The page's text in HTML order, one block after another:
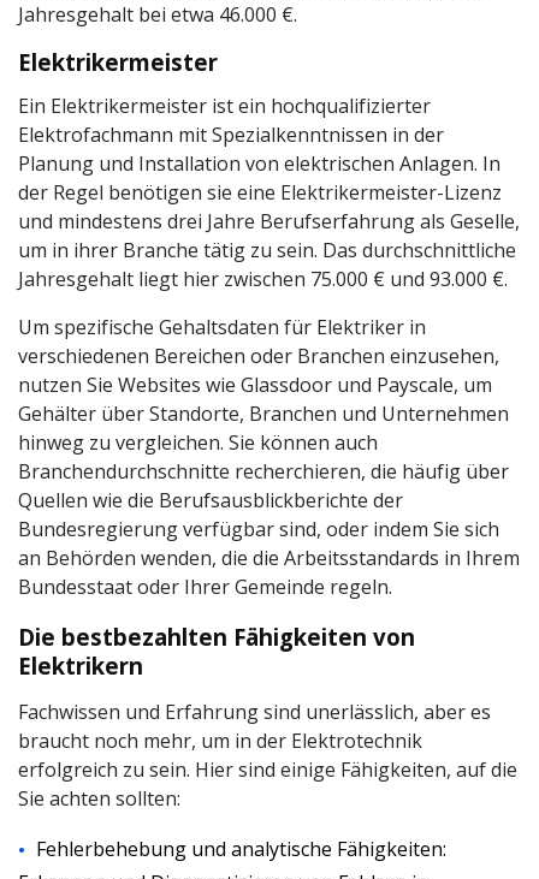
Jahresgehalt bei etwa 46.000 €.
Elektrikermeister
Ein Elektrikermeister ist ein hochqualifizierter
Elektrofachmann mit Spezialkenntnissen in der
Planung und Installation von elektrischen Anlagen. In
der Regel benötigen sie eine Elektrikermeister-Lizenz
und mindestens drei Jahre Berufserfahrung als Geselle,
um in ihrer Branche tätig zu sein. Das durchschnittliche
Jahresgehalt liegt hier zwischen 75.000 € und 93.000 €.
Um spezifische Gehaltsdaten für Elektriker in
verschiedenen Bereichen oder Branchen einzusehen,
nutzen Sie Websites wie Glassdoor und Payscale, um
Gehälter über Standorte, Branchen und Unternehmen
hinweg zu vergleichen. Sie können auch
Branchendurchschnitte recherchieren, die häufig über
Quellen wie die Berufsausblickberichte der
Bundesregierung verfügbar sind, oder indem Sie sich
an Behörden wenden, die die Arbeitsstandards in Ihrem
Bundesstaat oder Ihrer Gemeinde regeln.
Die bestbezahlten Fähigkeiten von
Elektrikern
Fachwissen und Erfahrung sind unerlässlich, aber es
braucht noch mehr, um in der Elektrotechnik
erfolgreich zu sein. Hier sind einige Fähigkeiten, auf die
Sie achten sollten:
Fehlerbehebung und analytische Fähigkeiten: